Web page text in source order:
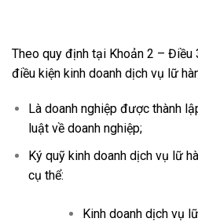
Theo quy định tại Khoản 2 –
điều kiện kinh doanh dịch vụ lữ
Là doanh nghiệp được thành
luật về doanh nghiệp;
Ký quỹ kinh doanh dịch vụ lữ
cụ thể:
Kinh doanh dịch vụ